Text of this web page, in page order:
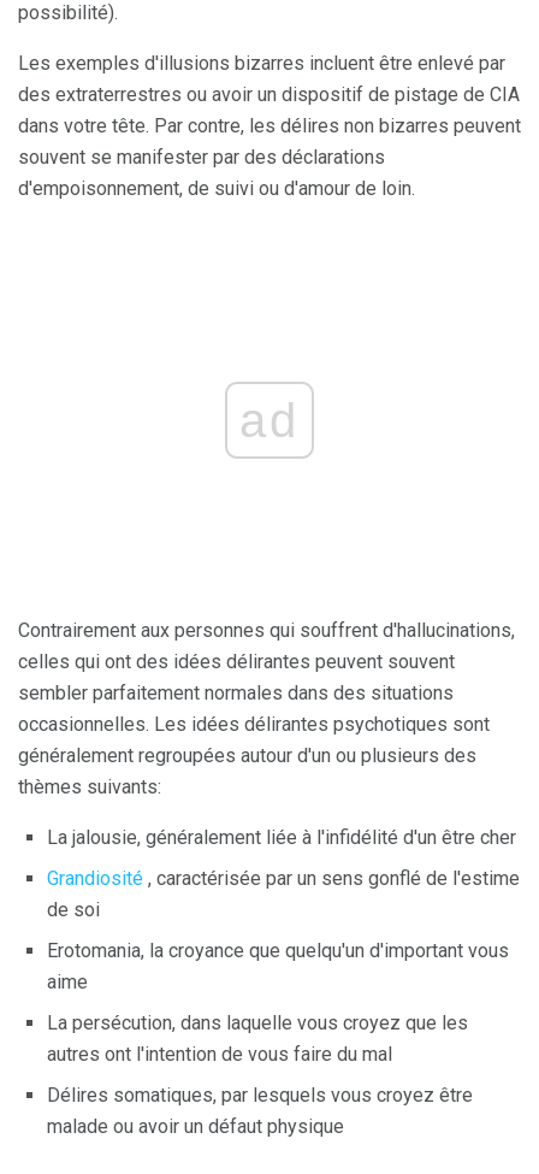
possibilité).
Les exemples d'illusions bizarres incluent être enlevé par
des extraterrestres ou avoir un dispositif de pistage de CIA
dans votre tête. Par contre, les délires non bizarres peuvent
souvent se manifester par des déclarations
d'empoisonnement, de suivi ou d'amour de loin.
ad
Contrairement aux personnes qui souffrent d'hallucinations,
celles qui ont des idées délirantes peuvent souvent
sembler parfaitement normales dans des situations
occasionnelles. Les idées délirantes psychotiques sont
généralement regroupées autour d'un ou plusieurs des
thèmes suivants:
La jalousie, généralement liée à l'infidélité d'un être cher
Grandiosité , caractérisée par un sens gonflé de l'estime
de soi
Erotomania, la croyance que quelqu'un d'important vous
aime
La persécution, dans laquelle vous croyez que les
autres ont l'intention de vous faire du mal
Délires somatiques, par lesquels vous croyez être
malade ou avoir un défaut physique